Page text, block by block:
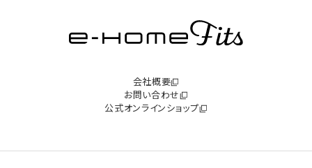
会社概要
お問い合わせ
公式オンラインショップ